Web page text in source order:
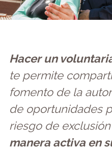
Hacer un
te permite
fomento de la
de oportunidades
riesgo de
manera activa en